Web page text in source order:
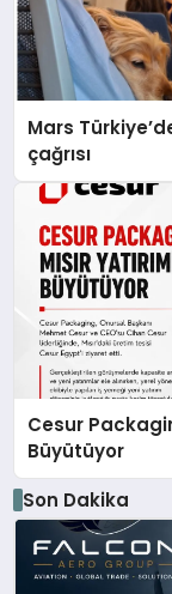
Mars
çağrısı
Cesur
Büyütüyor
Son Dakika